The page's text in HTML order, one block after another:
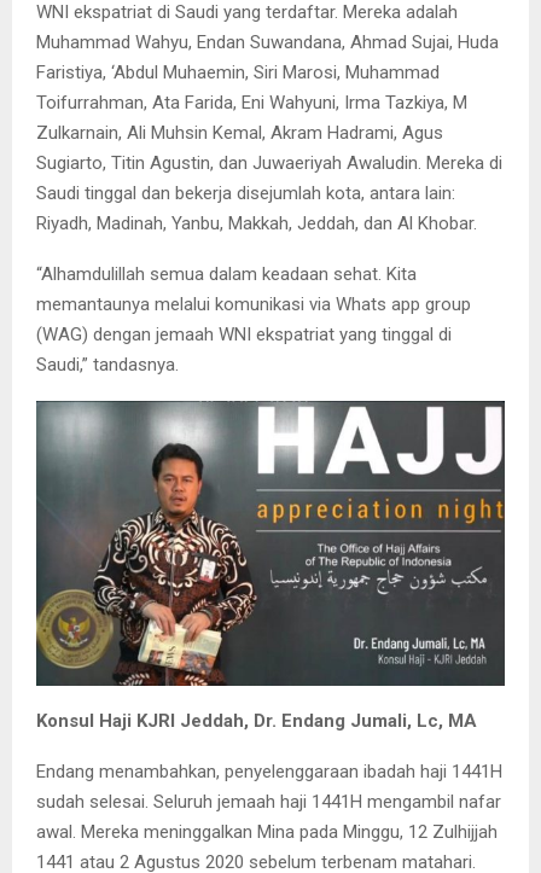
WNI ekspatriat di Saudi yang terdaftar. Mereka adalah
Muhammad Wahyu, Endan Suwandana, Ahmad Sujai, Huda
Faristiya, ‘Abdul Muhaemin, Siri Marosi, Muhammad
Toifurrahman, Ata Farida, Eni Wahyuni, Irma Tazkiya, M
Zulkarnain, Ali Muhsin Kemal, Akram Hadrami, Agus
Sugiarto, Titin Agustin, dan Juwaeriyah Awaludin. Mereka di
Saudi tinggal dan bekerja disejumlah kota, antara lain:
Riyadh, Madinah, Yanbu, Makkah, Jeddah, dan Al Khobar.
“Alhamdulillah semua dalam keadaan sehat. Kita
memantaunya melalui komunikasi via Whats app group
(WAG) dengan jemaah WNI ekspatriat yang tinggal di
Saudi,” tandasnya.
Konsul Haji KJRI Jeddah, Dr. Endang Jumali, Lc, MA
Endang menambahkan, penyelenggaraan ibadah haji 1441H
sudah selesai. Seluruh jemaah haji 1441H mengambil nafar
awal. Mereka meninggalkan Mina pada Minggu, 12 Zulhijjah
1441 atau 2 Agustus 2020 sebelum terbenam matahari.